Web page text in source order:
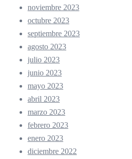
noviembre 2023
octubre 2023
septiembre 2023
agosto 2023
julio 2023
junio 2023
mayo 2023
abril 2023
marzo 2023
febrero 2023
enero 2023
diciembre 2022